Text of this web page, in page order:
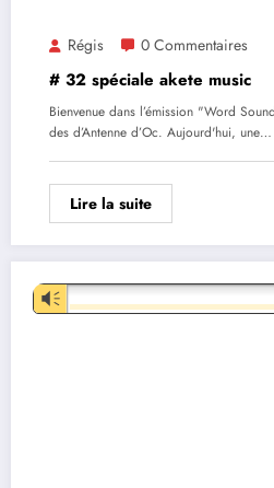
Régis 0 Commentaires
# 32 spéciale akete music
Bienvenue dans l’émission "Word
des d’Antenne d’Oc. Aujourd'hui, une…
Lire la suite
Lecteur
audio
Vm